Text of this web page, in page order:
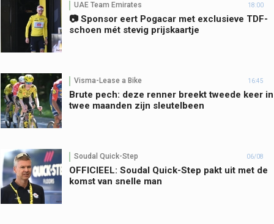
UAE Team Emirates 18:00
📷 Sponsor eert Pogacar met exclusieve TDF-
schoen mét stevig prijskaartje
Visma-Lease a Bike 16:45
Brute pech: deze renner breekt tweede keer in
twee maanden zijn sleutelbeen
Soudal Quick-Step 06/08
OFFICIEEL: Soudal Quick-Step pakt uit met de
komst van snelle man